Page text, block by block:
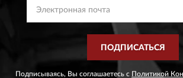
ПОДПИСАТЬСЯ
Подписываясь, Вы соглашаетесь с Политикой